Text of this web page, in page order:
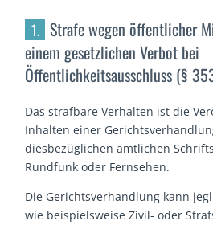
1. Strafe wegen öffentlicher
einem gesetzlichen Verbot bei
Öffentlichkeitsausschluss (§
Das strafbare Verhalten ist die
Inhalten einer
diesbezüglichen amtlichen
Rundfunk oder Fernsehen.
Die Gerichtsverhandlung kann
wie beispielsweise Zivil- oder